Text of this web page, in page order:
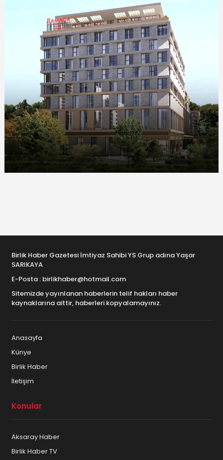
Birlik Haber Gazetesi İmtiyaz Sahibi YS Grup adına Yaşar
SARIKAYA
E-Posta : birlikhaber@hotmail.com
Sitemizde yayınlanan haberlerin telif hakları haber
kaynaklarına aittir, haberleri kopyalamayınız.
Anasayfa
Künye
Birlik Haber
İletişim
Konular
Aksaray Haber
Birlik Haber TV